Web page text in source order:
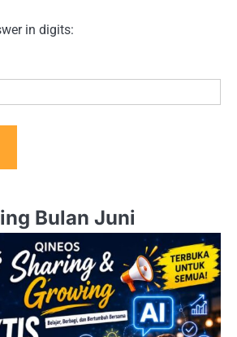
in digits:
Bulan Juni